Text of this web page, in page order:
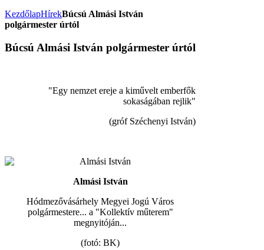
KezdőlapHírekBúcsú Almási István
polgármester úrtól
Búcsú Almási István polgármester úrtól
"Egy nemzet ereje a kiművelt emberfők
sokaságában rejlik"
(gróf Széchenyi István)
Almási István
Hódmezővásárhely Megyei Jogú Város
polgármestere... a "Kollektív műterem"
megnyitóján...
(fotó: BK)